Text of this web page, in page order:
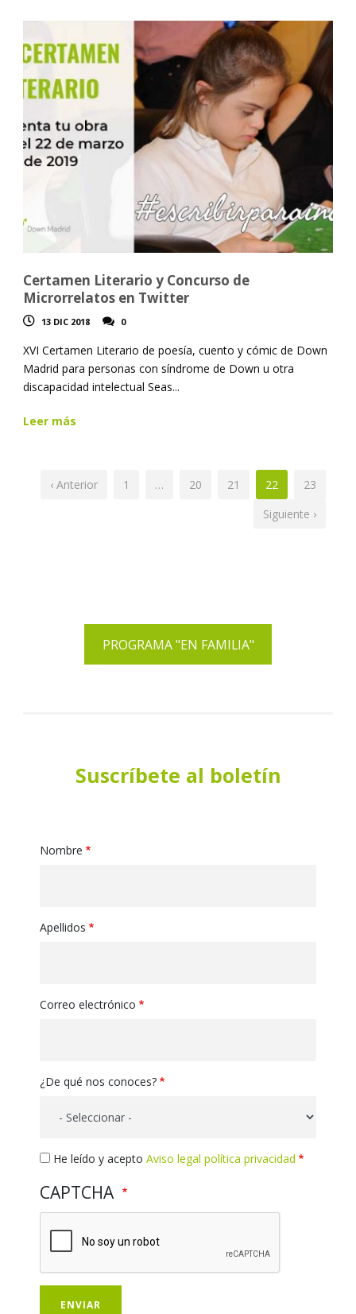
Certamen Literario y Concurso de
Microrrelatos en Twitter
13 DIC 2018 0
XVI Certamen Literario de poesía, cuento y cómic de Down
Madrid para personas con síndrome de Down u otra
discapacidad intelectual Seas...
Leer más
‹ Anterior 1 … 20 21 22
23
Siguiente ›
PROGRAMA "EN FAMILIA"
Suscríbete al boletín